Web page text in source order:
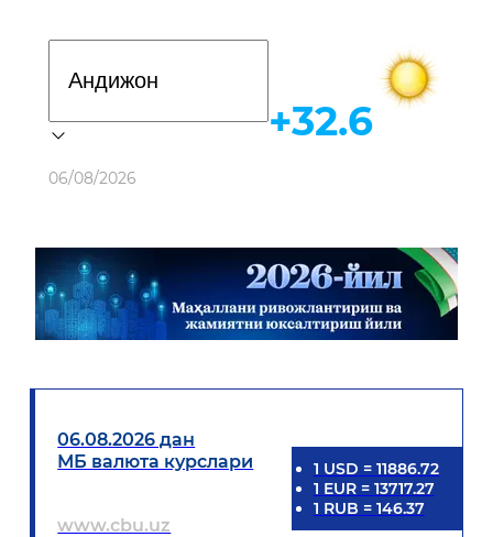
Об-ҳаво
06/08/2026
+32.6
06.08.2026 дан
МБ валюта курслари
www.cbu.uz
1 USD = 11886.72
1 EUR= 13717.27
1 RUB = 146.37